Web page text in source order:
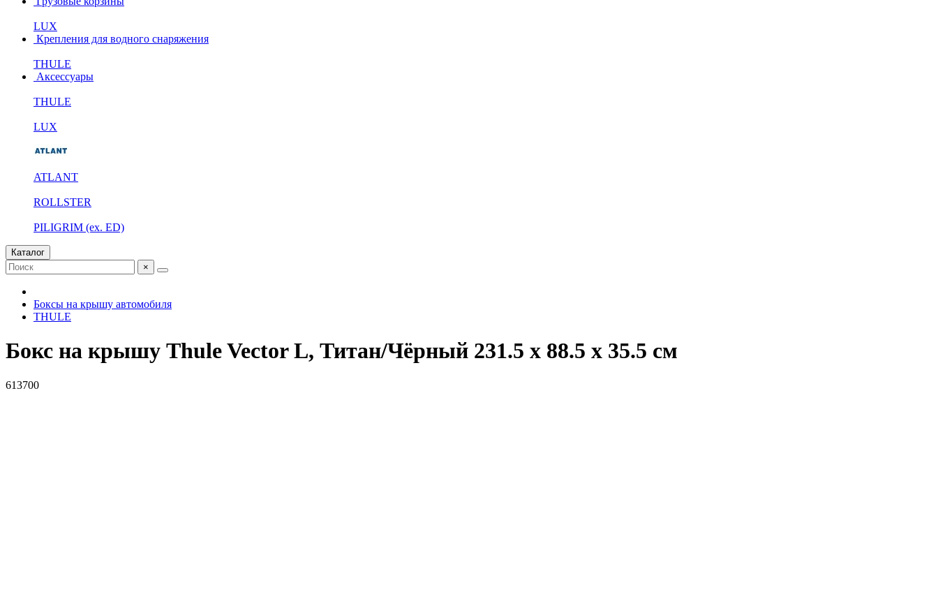
LUX
Крепления для водного снаряжения
THULE
Аксессуары
THULE
LUX
ATLANT
ROLLSTER
PILIGRIM (ex. ED)
Каталог
×
Боксы на крышу автомобиля
THULE
Бокс на крышу Thule Vector L, Титан/Чёрный 231.5 x 88.5 x 35.5 см
613700